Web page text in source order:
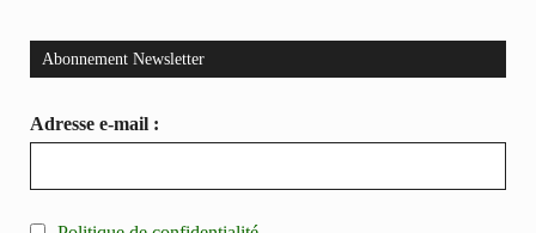
Abonnement Newsletter
Adresse e-mail :